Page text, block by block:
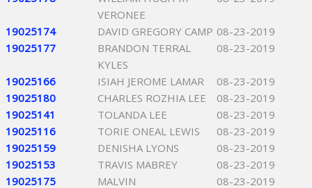
VERONEE
19025174 DAVID GREGORY CAMP 08-23-2019
19025177
BRANDON TERRAL
KYLES
08-23-2019
19025166 ISIAH JEROME LAMAR
08-23-2019
19025180
CHARLES ROZHIA LEE
08-23-2019
19025141
TOLANDA LEE
08-23-2019
19025116
TORIE ONEAL LEWIS
08-23-2019
19025159
DENISHA LYONS
08-23-2019
19025153
TRAVIS MABREY
08-23-2019
19025175
MALVIN
08-23-2019